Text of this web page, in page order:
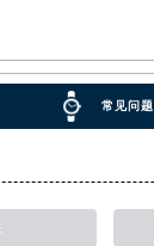
常见问题